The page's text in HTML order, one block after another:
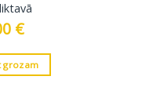
€
grozam